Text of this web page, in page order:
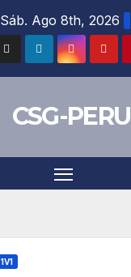
Sáb. Ago 8th, 2026
CSG-PERU